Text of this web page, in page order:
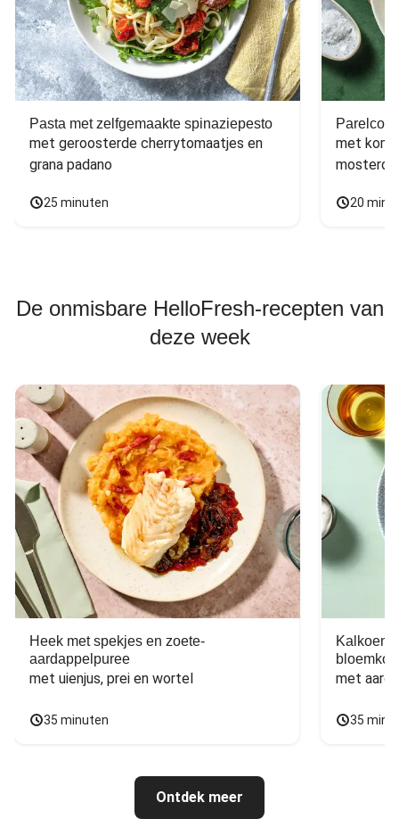
Pasta met zelfgemaakte spinaziepesto
met geroosterde cherrytomaatjes en
grana padano
25 minuten
met
20
De onmisbare HelloFresh-recepten van
deze week
Heek met spekjes en zoete-
aardappelpuree
met uienjus, prei en wortel
35 minuten
Kalkoen
met
35
Ontdek meer